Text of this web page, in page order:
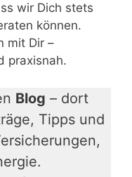
wir Dich stets
können.
mit Dir –
praxisnah.
Blog – dort
Tipps und